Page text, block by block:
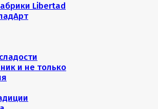
Libertad
и не только